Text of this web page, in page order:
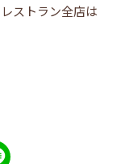
ストラン全店は